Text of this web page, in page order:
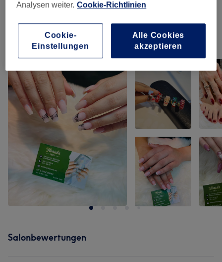
Massagen (1)
Unsere Arbeit
Salonbewertungen
Analysen weiter. Cookie-Richtlinien
Cookie-
Einstellungen
Alle Cookies
akzeptieren